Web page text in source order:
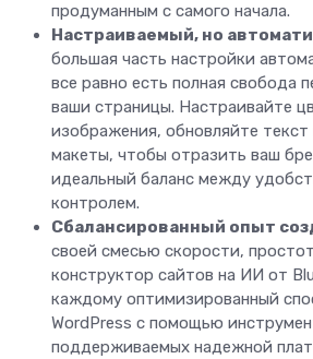
продуманным с самого начала.
Настраиваемый, но
большая часть настройки
все равно есть полная свобода
ваши страницы. Настраивайте
изображения, обновляйте текст
макеты, чтобы отразить ваш
идеальный баланс между
контролем.
Сбалансированный опыт
своей смесью скорости,
конструктор сайтов на ИИ от
каждому оптимизированный
WordPress с помощью
поддерживаемых надежной